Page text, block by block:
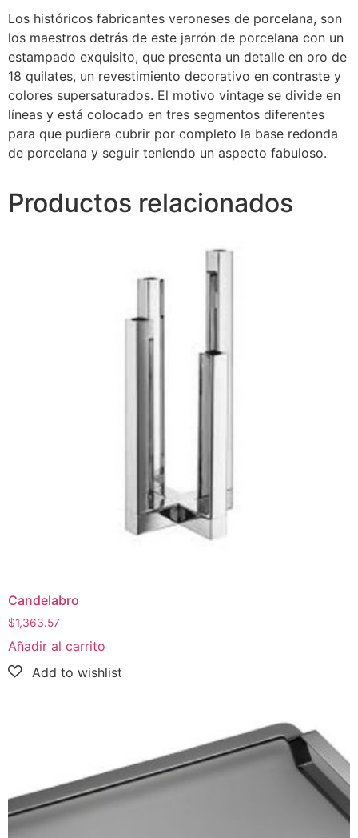
Los históricos fabricantes veroneses de porcelana, son
los maestros detrás de este jarrón de porcelana con un
estampado exquisito, que presenta un detalle en oro de
18 quilates, un revestimiento decorativo en contraste y
colores supersaturados. El motivo vintage se divide en
líneas y está colocado en tres segmentos diferentes
para que pudiera cubrir por completo la base redonda
de porcelana y seguir teniendo un aspecto fabuloso.
Productos relacionados
Candelabro
$1,363.57
Añadir al carrito